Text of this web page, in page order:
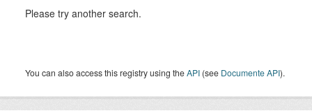
Please try another search.
You can also access this registry using theAPI (see Documente API).